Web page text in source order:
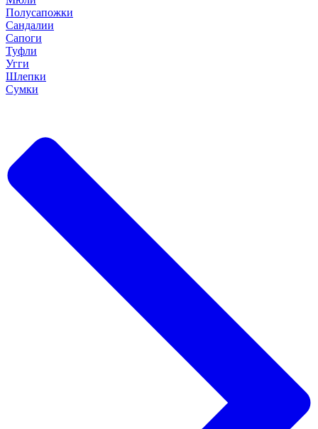
Полусапожки
Сандалии
Сапоги
Туфли
Угги
Шлепки
Сумки